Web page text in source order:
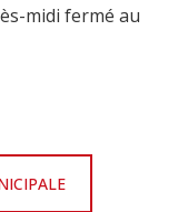
midi fermé au